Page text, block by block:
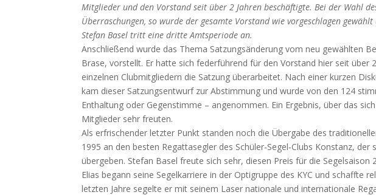
Mitglieder und den Vorstand seit über 2 Jahren beschäftigte. Bei der Wahl
Überraschungen, so wurde der gesamte Vorstand wie vorgeschlagen
Stefan Basel tritt eine dritte Amtsperiode an.
Anschließend wurde das Thema Satzungsänderung vom neu gewählten
Brase, vorstellt. Er hatte sich federführend für den Vorstand hier seit über
einzelnen Clubmitgliedern die Satzung überarbeitet. Nach einer kurzen
kam dieser Satzungsentwurf zur Abstimmung und wurde von den 124
Enthaltung oder Gegenstimme – angenommen. Ein Ergebnis, über das
Mitglieder sehr freuten.
Als erfrischender letzter Punkt standen noch die Übergabe des
1995 an den besten Regattasegler des Schüler-Segel-Clubs Konstanz, der
übergeben. Stefan Basel freute sich sehr, diesen Preis für die Segelsaison
Elias begann seine Segelkarriere in der Optigruppe des KYC und schaffte
letzten Jahre segelte er mit seinem Laser nationale und internationale